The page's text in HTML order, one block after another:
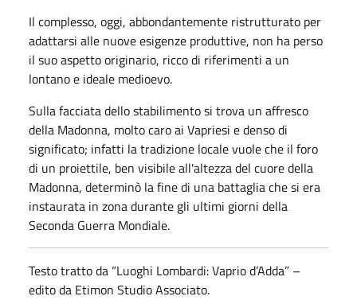
Il complesso, oggi, abbondantemente ristrutturato per
adattarsi alle nuove esigenze produttive, non ha perso
il suo aspetto originario, ricco di riferimenti a un
lontano e ideale medioevo.
Sulla facciata dello stabilimento si trova un affresco
della Madonna, molto caro ai Vapriesi e denso di
significato; infatti la tradizione locale vuole che il foro
di un proiettile, ben visibile all'altezza del cuore della
Madonna, determinò la fine di una battaglia che si era
instaurata in zona durante gli ultimi giorni della
Seconda Guerra Mondiale.
Testo tratto da “Luoghi Lombardi: Vaprio d’Adda” –
edito da Etimon Studio Associato.